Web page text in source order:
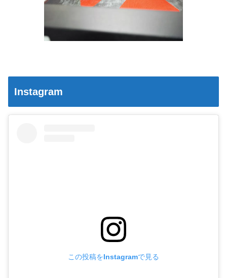
Instagram
この投稿をInstagramで見る